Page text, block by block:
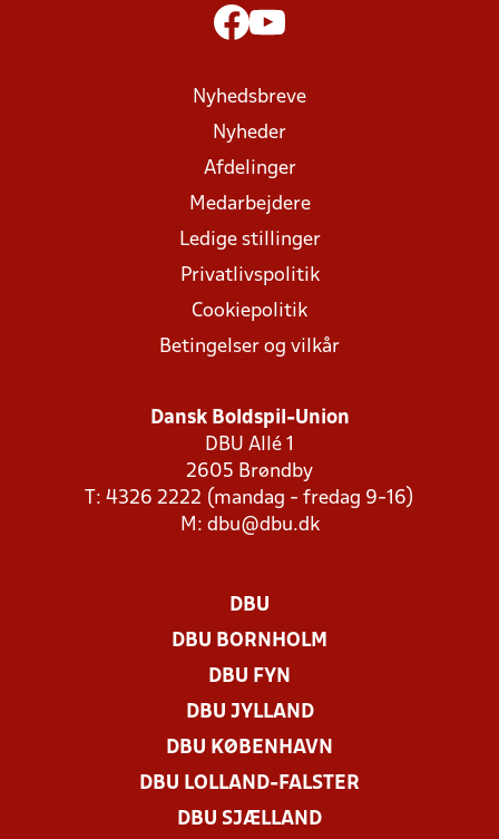
Nyhedsbreve
Nyheder
Afdelinger
Medarbejdere
Ledige stillinger
Privatlivspolitik
Cookiepolitik
Betingelser og vilkår
Dansk Boldspil-Union
DBU Allé 1
2605 Brøndby
T: 4326 2222 (mandag - fredag 9-16)
M: dbu@dbu.dk
DBU
DBU BORNHOLM
DBU FYN
DBU JYLLAND
DBU KØBENHAVN
DBU LOLLAND-FALSTER
DBU SJÆLLAND